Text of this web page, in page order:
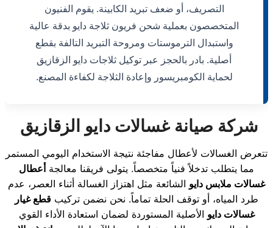
التصريف، أو ضعف تبريد الكابينة. يقوم الفنيون
المتخصصون بعملية شحن فريون ثلاجة دايو بدقة عالية
واستبدال الترموستات ومروحة التبريد التالفة بقطع
أصلية. بادر بالحجز عبر توكيل ثلاجات دايو الزقازيق
لحماية الكومبريسور وإعادة الثلاجة لكفاءة المصنع.
شركة صيانة غسالات دايو الزقازيق
تتعرض الغسالات لأعطال مفاجئة نتيجة الاستخدام اليومي المستمر
مما يتطلب تدخلاً فنياً متخصصاً. يتولى فريقنا معالجةأعطال
غسالات ملابس دايو الشائعة مثل اهتزاز الغسالة أثناء العصر، عدم
طرد المياه، أو توقف الحلة تماماً. نحن نضمن تركيب قطع غيار
غسالات دايو الأصلية المستوردة لضمان استعادة الأداء القوي